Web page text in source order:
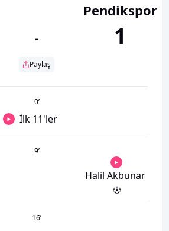
-
Paylaş
Pendikspor
1
0’
İlk 11'ler
9’
Halil Akbunar
16’